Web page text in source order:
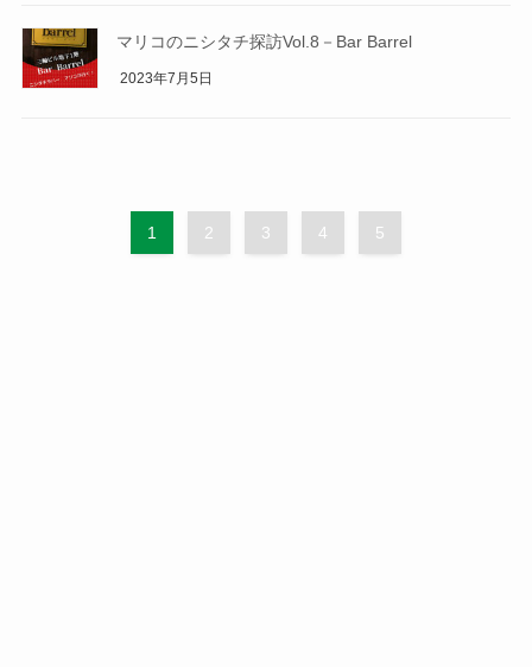
マリコのニシタチ探訪Vol.8－Bar Barrel
2023年7月5日
1 2 3 4 5